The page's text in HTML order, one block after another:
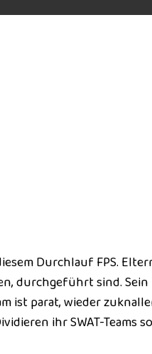
Durchlauf FPS.
durchgeführt sind.
ist parat, wieder
ihr SWAT-Teams